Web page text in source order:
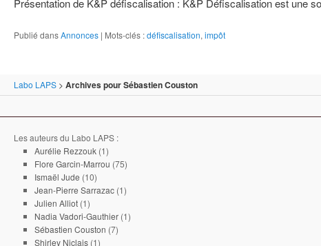
Présentation de K&P défiscalisation : K&P Défiscalisation est une
Publié dansAnnonces | Mots-clés :défiscalisation, impôt
Labo LAPS > Archives pour Sébastien Couston
Les auteurs du Labo LAPS :
Aurélie Rezzouk (1)
Flore Garcin-Marrou (75)
Ismaël Jude (10)
Jean-Pierre Sarrazac (1)
Julien Alliot (1)
Nadia Vadori-Gauthier (1)
Sébastien Couston (7)
Shirley Niclais (1)